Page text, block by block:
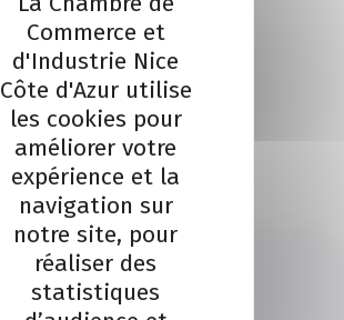
Commerce et
d'Industrie Nice
Côte d'Azur utilise
les cookies pour
améliorer votre
expérience et la
navigation sur
notre site, pour
réaliser des
statistiques